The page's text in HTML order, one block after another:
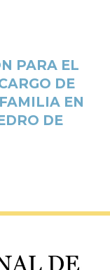
PARA EL
DE
EN
DE